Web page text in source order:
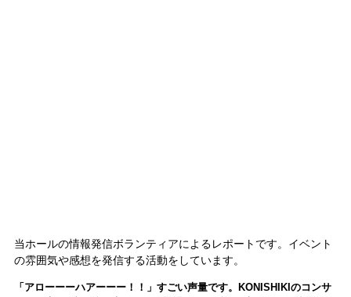
当ホールの情報発信ボランティアによるレポートです。イベント
の雰囲気や感想を発信する活動をしています。
「アローーーハアーーー！！」すごい声量です。KONISHIKIのコンサ